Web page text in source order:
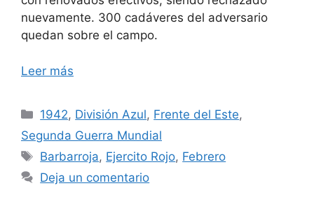
nuevamente. 300 cadáveres del adversario
quedan sobre el campo.
Leer más
Categorías
1942, División Azul, Frente del Este,
Segunda Guerra Mundial
Etiquetas
Barbarroja, Ejercito Rojo, Febrero
Deja un comentario